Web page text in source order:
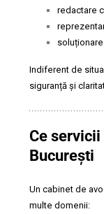
redactare
Indiferent de
siguranță și
Ce
București
Un cabinet de
multe domenii: